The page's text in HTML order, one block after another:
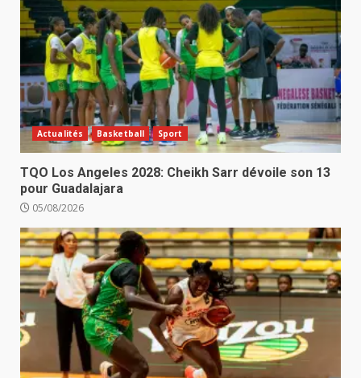
Actualités Basketball Sport
TQO Los Angeles 2028: Cheikh Sarr dévoile son 13
pour Guadalajara
05/08/2026